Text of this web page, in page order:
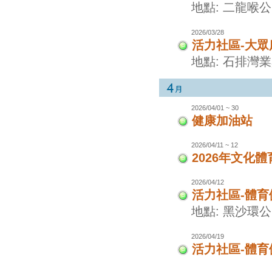
地點: 二龍喉
2026/03/28
活力社區-大眾
地點: 石排灣
2026/04/01 ~ 30
健康加油站
2026/04/11 ~ 12
2026年文化體
2026/04/12
活力社區-體
地點: 黑沙環
2026/04/19
活力社區-體